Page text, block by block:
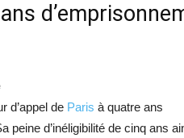
d’appel de Paris à quatre ans
d’inéligibilité de cinq ans